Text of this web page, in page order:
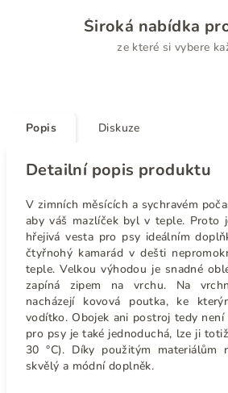
Široká nabídka
ze které si vybere
Popis Diskuze
Detailní popis produktu
V zimních měsících a sychravém
aby váš mazlíček byl v teple. Proto
hřejivá vesta pro psy ideálním
čtyřnohý kamarád v dešti
teple. Velkou výhodou je snadné
zapíná zipem na vrchu. Na
nacházejí kovová poutka, ke
vodítko. Obojek ani postroj tedy
pro psy je také jednoduchá, lze ji
30 °C). Díky použitým materiálům
skvělý a módní doplněk.